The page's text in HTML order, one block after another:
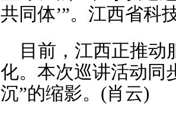
共同体’”。江西省科
目前，江西正推动
化。本次巡讲活动同
沉”的缩影。(肖云)